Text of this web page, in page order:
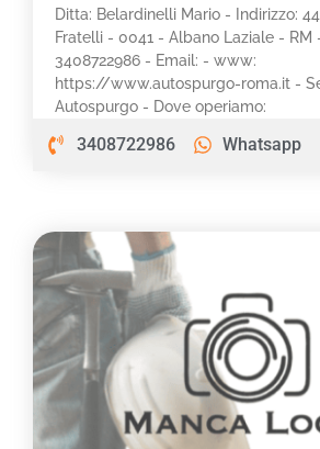
Ditta: Belardinelli Mario - Indirizzo:
Fratelli - 0041 - Albano Laziale - RM
3408722986 - Email: - www:
https://www.autospurgo-roma.it -
Autospurgo - Dove operiamo:
3408722986 Whatsapp